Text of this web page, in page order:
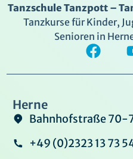
Tanzschule Tanzpott –
Tanzkurse für Kinder,
Senioren in
Herne
Bahnhofstraße 70-
+49 (0)2323 13 73